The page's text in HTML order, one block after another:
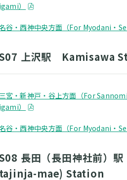
）
谷・西神中央方面（For Myodani・
上沢駅 Kamisawa
宮・新神戸・谷上方面（For
）
谷・西神中央方面（For Myodani・
長田（長田神社前）
mae) Station